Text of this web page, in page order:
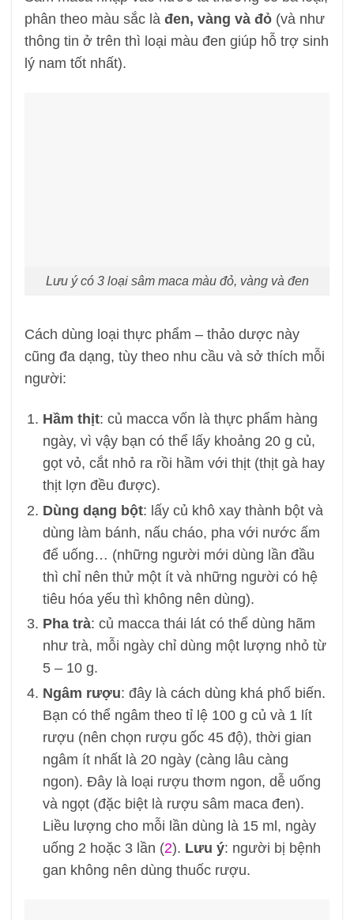
phân theo màu sắc là đen, vàng và đỏ(và như
thông tin ở trên thì loại màu đen giúp hỗ trợ sinh
lý nam tốt nhất).
Lưu ý có 3 loại sâm maca màu đỏ, vàng và đen
Cách dùng loại thực phẩm – thảo dược này
cũng đa dạng, tùy theo nhu cầu và sở thích mỗi
người:
Hầm thịt: củ macca vốn là thực phẩm hàng
ngày, vì vậy bạn có thể lấy khoảng 20 g củ,
gọt vỏ, cắt nhỏ ra rồi hầm với thịt (thịt gà hay
thịt lợn đều được).
Dùng dạng bột: lấy củ khô xay thành bột và
dùng làm bánh, nấu cháo, pha với nước ấm
để uống… (những người mới dùng lần đầu
thì chỉ nên thử một ít và những người có hệ
tiêu hóa yếu thì không nên dùng).
Pha trà: củ macca thái lát có thể dùng hãm
như trà, mỗi ngày chỉ dùng một lượng nhỏ từ
5 – 10 g.
Ngâm rượu: đây là cách dùng khá phổ biến.
Bạn có thể ngâm theo tỉ lệ 100 g củ và 1 lít
rượu (nên chọn rượu gốc 45 độ), thời gian
ngâm ít nhất là 20 ngày (càng lâu càng
ngon). Đây là loại rượu thơm ngon, dễ uống
và ngọt (đặc biệt là rượu sâm maca đen).
Liều lượng cho mỗi lần dùng là 15 ml, ngày
uống 2 hoặc 3 lần (2). Lưu ý: người bị bệnh
gan không nên dùng thuốc rượu.